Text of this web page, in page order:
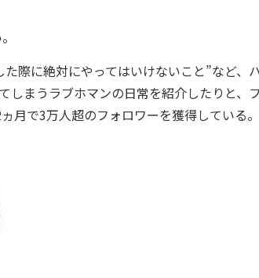
際に絶対にやってはいけないこと”など、
しまうラブホマンの日常を紹介したりと、
月で3万人超のフォロワーを獲得している。